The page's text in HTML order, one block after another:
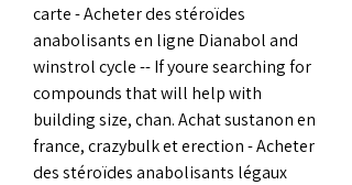
carte - Acheter des stéroïdes
anabolisants en ligne Dianabol and
winstrol cycle -- If youre searching for
compounds that will help with
building size, chan. Achat sustanon en
france, crazybulk et erection - Acheter
des stéroïdes anabolisants légaux